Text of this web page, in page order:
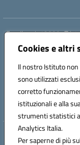
Cookies e altri
Il nostro Istituto
sono utilizzati
corretto
istituzionali e alla
strumenti statistici
Analytics Italia.
Per saperne di più
Email:
Via E.Q. Visconti, 13
Telefono:
Codice univoco ufficio:
Codice
Codice fiscale: